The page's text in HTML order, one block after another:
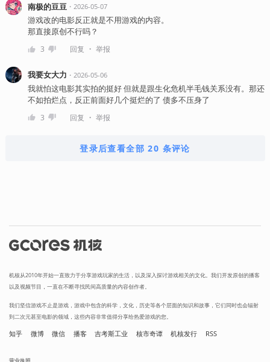
南极的豆豆 ・ 2026-05-07
游戏改的电影反正就是不用游戏的内容。
​那直接原创不行吗？
3 回复 ・ 举报
我要女大力 ・ 2026-05-06
我就怕这电影其实拍的挺好 但就是跟生化危机半毛钱关系没有。那还
不如拍烂点，反正前面好几个挺烂的了 债多不压身了
3 回复 ・ 举报
登录后查看全部 20 条评论
机核从2010年开始一直致力于分享游戏玩家的生活，以及深入探讨游戏相关的文化。我们开发原创的播客
以及视频节目，一直在不断寻找民间高质量的内容创作者。
我们坚信游戏不止是游戏，游戏中包含的科学，文化，历史等各个层面的知识和故事，它们同时也会辐射
到二次元甚至电影的领域，这些内容非常值得分享给热爱游戏的您。
知乎 微博 微信 播客 吉考斯工业 核市奇谭 机核发行 RSS